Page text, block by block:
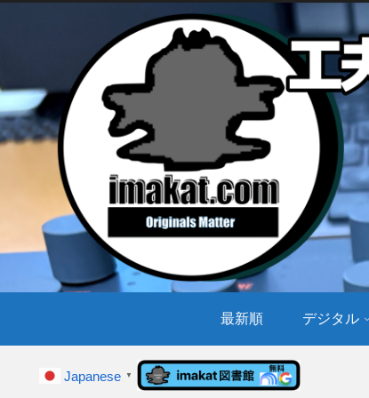
最新順 デジタル
Japanese ▼